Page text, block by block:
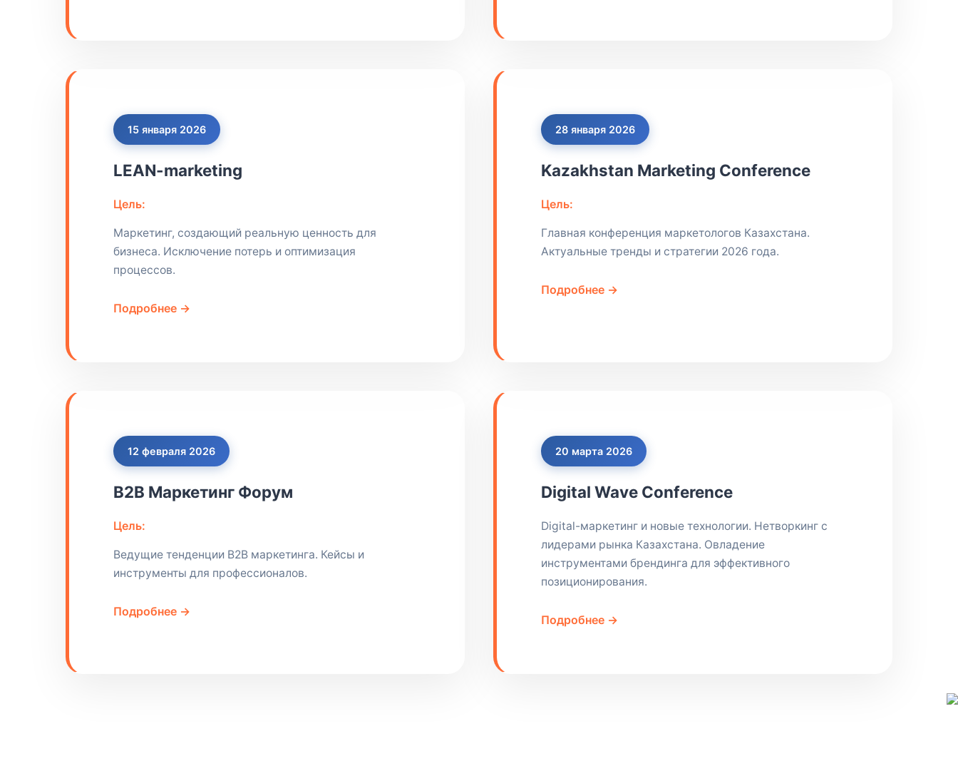
15 января 2026
LEAN-marketing
Цель:
Маркетинг, создающий реальную ценность для
бизнеса. Исключение потерь и оптимизация
процессов.
Подробнее →
28 января 2026
Kazakhstan Marketing Conference
Цель:
Главная конференция маркетологов Казахстана.
Актуальные тренды и стратегии 2026 года.
Подробнее →
12 февраля 2026
B2B Маркетинг Форум
Цель:
Ведущие тенденции B2B маркетинга. Кейсы и
инструменты для профессионалов.
Подробнее →
20 марта 2026
Digital Wave Conference
Digital-маркетинг и новые технологии. Нетворкинг с
лидерами рынка Казахстана. Овладение
инструментами брендинга для эффективного
позиционирования.
Подробнее →